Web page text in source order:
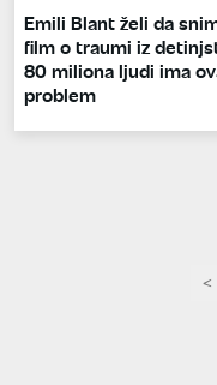
Emili Blant želi da
film o traumi iz
80 miliona ljudi ima
problem